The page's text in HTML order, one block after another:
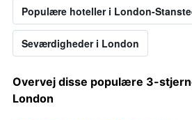
Populære hoteller i London-
Seværdigheder i London
Overvej disse populære 3-
London